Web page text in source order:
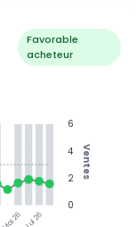
Favorable
acheteur
Mai 26 Jul 26
6
4
2
0
Ventes